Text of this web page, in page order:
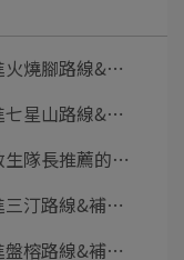
火燒腳路線&⋯
七星山路線&⋯
生隊長推薦的⋯
三汀路線&補⋯
盤榕路線&補⋯